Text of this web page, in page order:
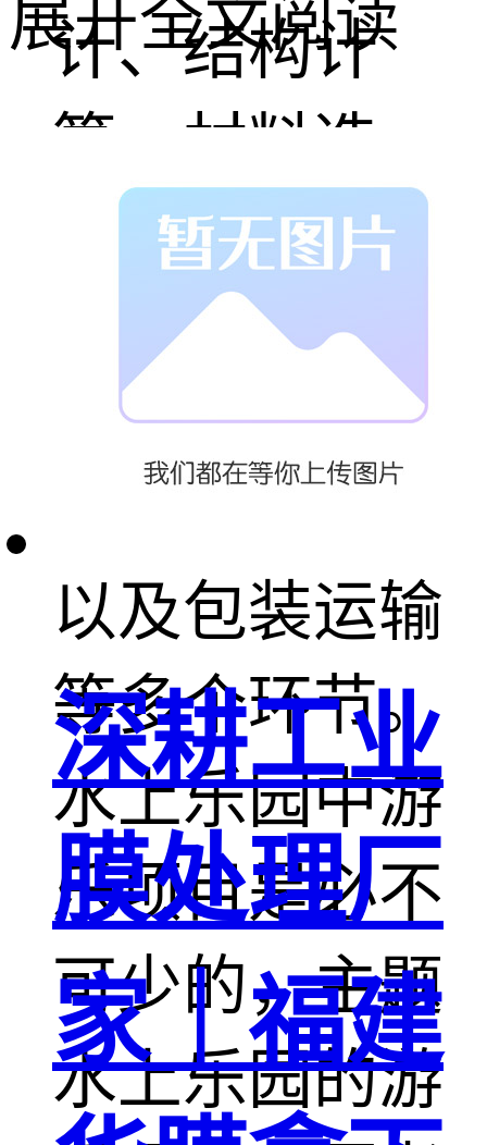
计、结构计
算、材料选
择、模具开
发、部件加
工、表面处
以及包装运输
等多个环节。
水上乐园中游
乐项目是必不
可少的，主题
水上乐园的游
展开全文阅读
深耕工业
膜处理厂
家｜福建